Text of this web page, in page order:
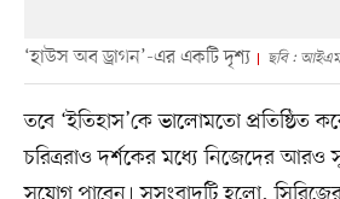
‘হাউস অব ড্রাগন’-এর একটি দৃশ্য ছবি :
তবে ‘ইতিহাস’কে ভালোমতো প্রতিষ্ঠিত
চরিত্ররাও দর্শকের মধ্যে নিজেদের আরও